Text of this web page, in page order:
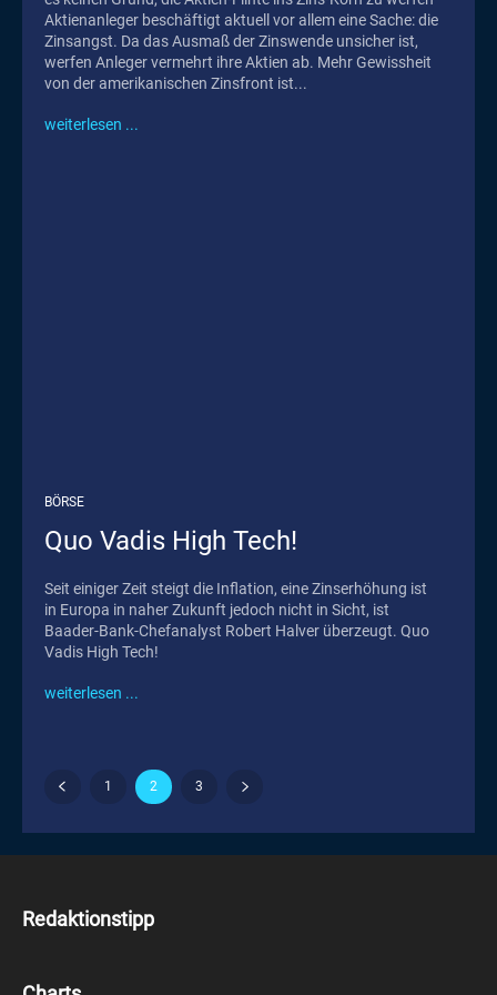
Aktienanleger beschäftigt aktuell vor allem eine Sache: die
Zinsangst. Da das Ausmaß der Zinswende unsicher ist,
werfen Anleger vermehrt ihre Aktien ab. Mehr Gewissheit
von der amerikanischen Zinsfront ist...
weiterlesen ...
BÖRSE
Quo Vadis High Tech!
Seit einiger Zeit steigt die Inflation, eine Zinserhöhung ist
in Europa in naher Zukunft jedoch nicht in Sicht, ist
Baader-Bank-Chefanalyst Robert Halver überzeugt. Quo
Vadis High Tech!
weiterlesen ...
1 2 3
Redaktionstipp